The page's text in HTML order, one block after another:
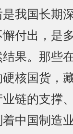
我国长期
付出，是
果。那些
核国货，
链的支撑
中国制造